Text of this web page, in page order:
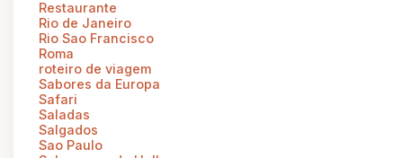
Restaurante
Rio de Janeiro
Rio Sao Francisco
Roma
roteiro de viagem
Sabores da Europa
Safari
Saladas
Salgados
Sao Paulo